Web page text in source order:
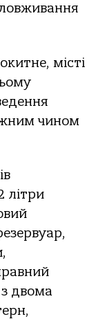
місті
чином
літри
двома